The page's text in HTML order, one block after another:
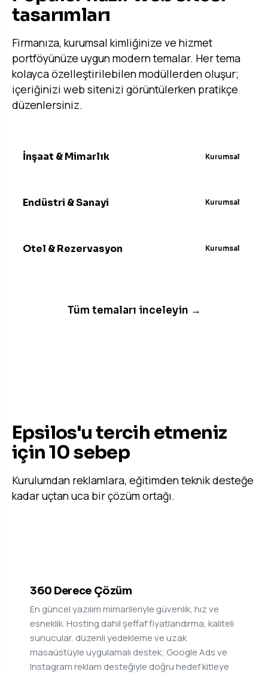
tasarımları
Firmanıza, kurumsal kimliğinize ve hizmet
portföyünüze uygun modern temalar. Her tema
kolayca özelleştirilebilen modüllerden oluşur;
içeriğinizi web sitenizi görüntülerken pratikçe
düzenlersiniz.
İnşaat & Mimarlık Kurumsal
Endüstri & Sanayi Kurumsal
Otel & Rezervasyon Kurumsal
Tüm temaları inceleyin →
Epsilos'u tercih etmeniz
için 10 sebep
Kurulumdan reklamlara, eğitimden teknik desteğe
kadar uçtan uca bir çözüm ortağı.
360 Derece Çözüm
En güncel yazılım mimarileriyle güvenlik, hız ve
esneklik. Hosting dahil şeffaf fiyatlandırma, kaliteli
sunucular, düzenli yedekleme ve uzak
masaüstüyle uygulamalı destek; Google Ads ve
Instagram reklam desteğiyle doğru hedef kitleye